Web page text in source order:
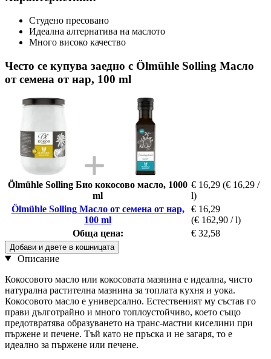
Студено пресовано
Идеална алтернатива на маслото
Много високо качество
Често се купува заедно с Ölmühle Solling Масло
от семена от нар, 100 ml
Ölmühle Solling Био кокосово масло, 1000
ml
€ 16,29 (€ 16,29 /
l)
Ölmühle Solling Масло от семена от нар,
100 ml
€ 16,29
(€ 162,90 / l)
Обща цена:
€ 32,58
Добави и двете в кошницата
Описание
Кокосовото масло или кокосовата мазнина е идеална, чисто
натурална растителна мазнина за топлата кухня и уока.
Кокосовото масло е универсално. Естественият му състав го
прави дълготрайно и много топлоустойчиво, което също
предотвратява образуването на транс-мастни киселини при
пържене и печене. Тъй като не пръска и не загаря, то е
идеално за пържене или печене.